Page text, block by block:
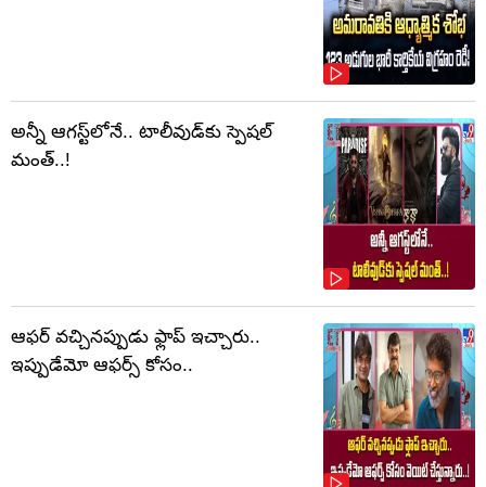
అన్నీ ఆగస్ట్‌లోనే.. టాలీవుడ్‌కు స్పెషల్
మంత్..!
ఆఫర్ వచ్చినప్పుడు ఫ్లాప్ ఇచ్చారు..
ఇప్పుడేమో ఆఫర్స్ కోసం..